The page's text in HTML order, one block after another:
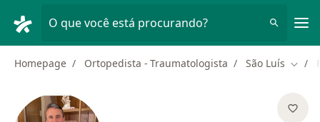
O que você está procurando?
Homepage Ortopedista - Traumatologista São Luís